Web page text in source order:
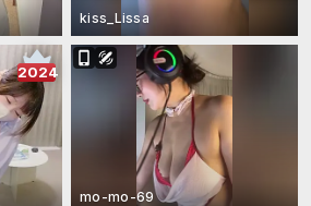
kiss_Lissa
2024
mo-mo-69